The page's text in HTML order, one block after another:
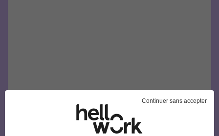
Continuer sans accepter